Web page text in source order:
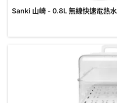
Sanki 山崎 - 0.8L 無線快速